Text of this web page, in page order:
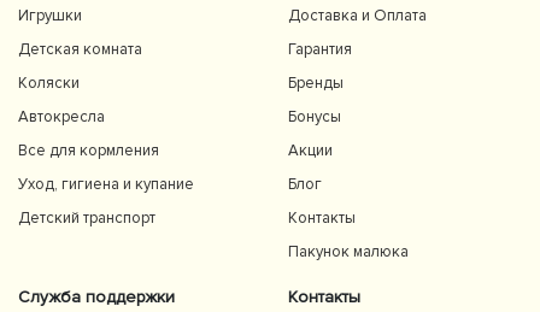
Игрушки
Детская комната
Коляски
Автокресла
Все для кормления
Уход, гигиена и купание
Детский транспорт
Доставка и Оплата
Гарантия
Бренды
Бонусы
Акции
Блог
Контакты
Пакунок малюка
Служба поддержки Контакты